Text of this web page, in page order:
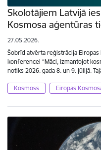
Skolotājiem Latvijā
Kosmosa aģentūras
27.05.2026.
Šobrīd atvērta reģistrācija
konferencei “Māci, izmantojot
notiks 2026. gada 8. un 9. jūlijā.
Kosmoss Eiropas